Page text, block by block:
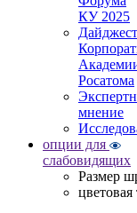
КУ 2025
Дайджест
Росатома
мнение
опции для
слабовидящих
Размер
цветовая